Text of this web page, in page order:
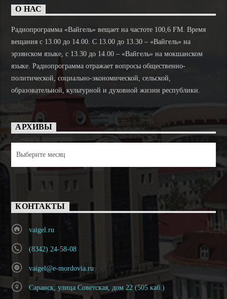
О НАС
Радиопрограмма «Вайгель» вещает на частоте 100,6 FM. Время
вещания с 13.00 до 14.00. C 13.00 до 13.30 – «Вайгель» на
эрзянском языке, с 13.30 до 14.00 – «Вайгель» на мокшанском
языке. Радиопрограмма отражает вопросы общественно-
политической, социально-экономической, сельской,
образовательной, культурной и духовной жизни республики.
АРХИВЫ
КОНТАКТЫ
vaigel.ru
(8342) 24-58-08
vaigel@e-mordovia.ru
Саранск, улица Советская, дом 22 (505 каб.)